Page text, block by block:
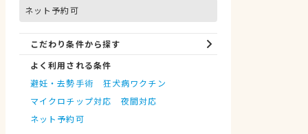
ネット予約可
こだわり条件から探す
よく利用される条件
避妊・去勢手術
狂犬病ワクチン
マイクロチップ対応
夜間対応
ネット予約可